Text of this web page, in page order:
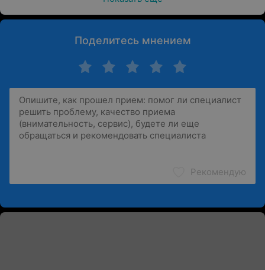
Поделитесь мнением
Рекомендую